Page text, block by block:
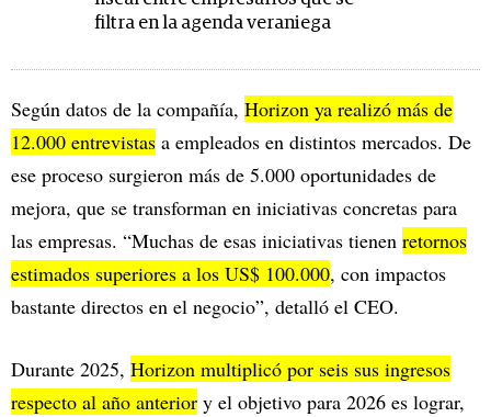
filtra en la agenda veraniega
Según datos de la compañía, Horizon ya realizó más de
12.000 entrevistas a empleados en distintos mercados. De
ese proceso surgieron más de 5.000 oportunidades de
mejora, que se transforman en iniciativas concretas para
las empresas. “Muchas de esas iniciativas tienen retornos
estimados superiores a los US$ 100.000, con impactos
bastante directos en el negocio”, detalló el CEO.
Durante 2025, Horizon multiplicó por seis sus ingresos
respecto al año anterior y el objetivo para 2026 es lograr,